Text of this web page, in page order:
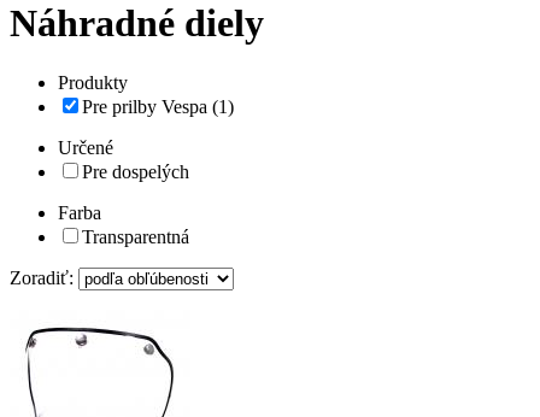
Náhradné diely
Produkty
Pre prilby Vespa (1)
Určené
Pre dospelých
Farba
Transparentná
Zoradiť: